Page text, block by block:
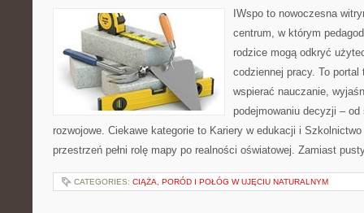
IWspo to nowoczesna
centrum, w którym
rodzice mogą odkryć
codziennej pracy. To
wspierać nauczanie,
podejmowaniu decyzji –
rozwojowe. Ciekawe kategorie to Kariery w edukacji i
przestrzeń pełni rolę mapy po realności oświatowej. Zamiast
CATEGORIES: CIĄŻA, PORÓD I POŁÓG W UJĘCIU NATURALNYM